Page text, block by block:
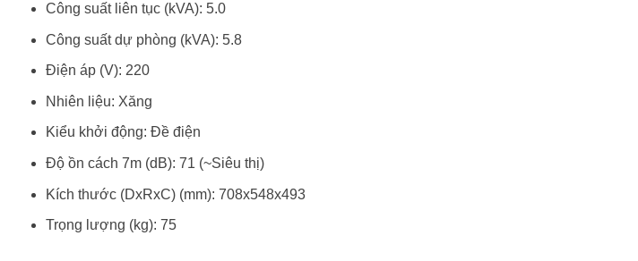
Công suất liên tục (kVA): 5.0
Công suất dự phòng (kVA): 5.8
Điện áp (V): 220
Nhiên liệu: Xăng
Kiểu khởi động: Đề điện
Độ ồn cách 7m (dB): 71 (~Siêu thị)
Kích thước (DxRxC) (mm): 708x548x493
Trọng lượng (kg): 75